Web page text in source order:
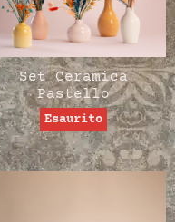
Set Ceramica
Pastello
Esaurito